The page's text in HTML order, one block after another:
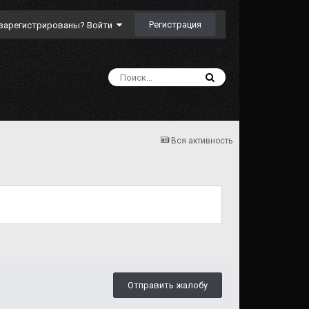
Войти Регистрация
Вся активность
Отправить жалобу